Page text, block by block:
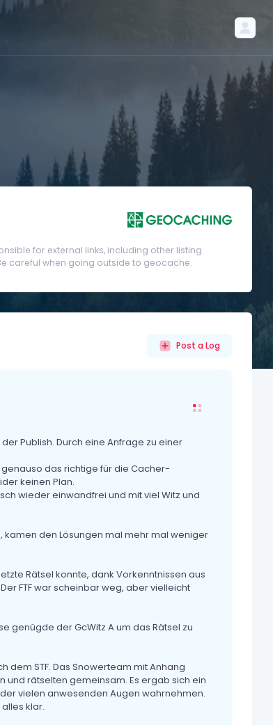
for external links, including other listing
careful when going outside to geocache.
Post a Log
Publish. Durch eine Anfrage zu einer
das richtige für die Cacher-
keinen Plan.
wieder einwandfrei und mit viel Witz und
kamen den Lösungen mal mehr mal weniger
Rätsel konnte, dank Vorkenntnissen aus
FTF war scheinbar weg, aber vielleicht
genügde der GcWitz A um das Rätsel zu
dem STF. Das Snowerteam mit Anhang
und rätselten gemeinsam. Es ergab sich ein
vielen anwesenden Augen wahrnehmen.
klar.